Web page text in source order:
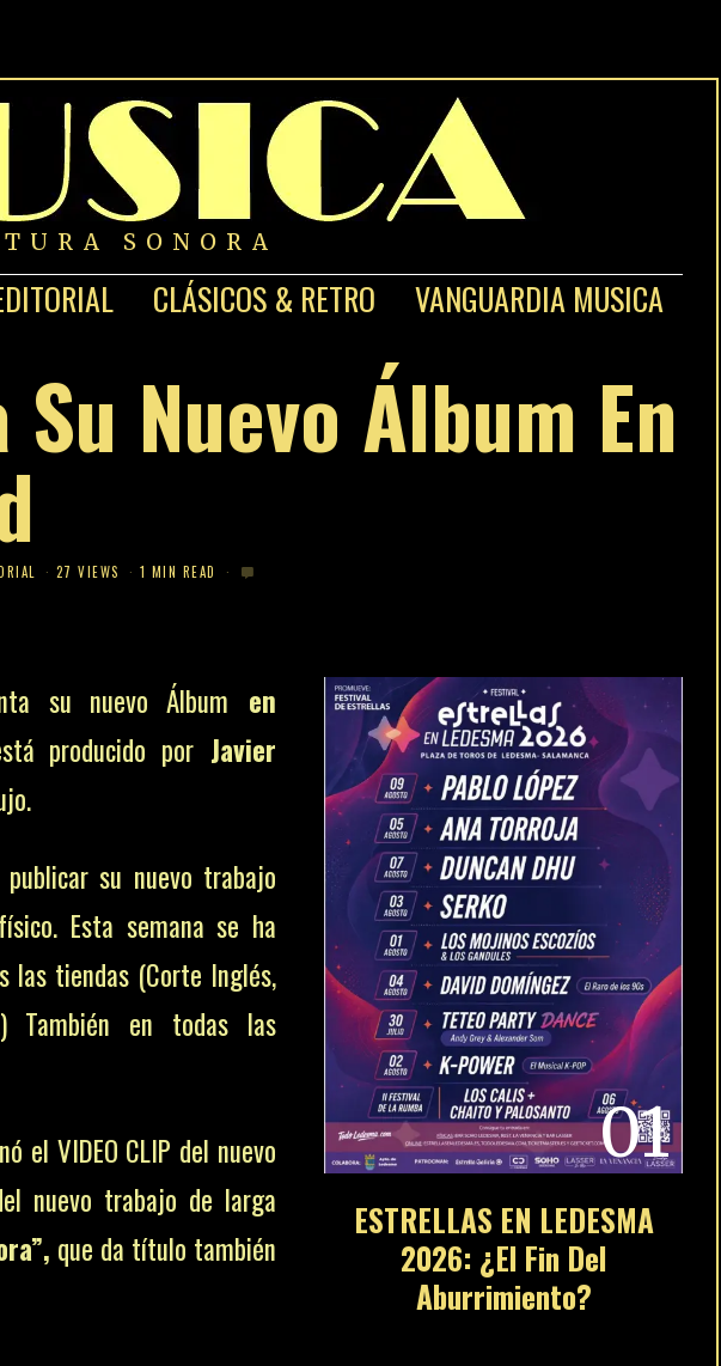
SONORA
CLÁSICOS & RETRO VANGUARDIA MUSICA
Nuevo Álbum En
27 VIEWS 1 MIN READ
su nuevo Álbum en
producido por Javier
su nuevo trabajo
Esta semana se ha
las tiendas (Corte Inglés,
También en todas las
el VIDEO CLIP del nuevo
nuevo trabajo de larga
que da título también
01
ESTRELLAS EN LEDESMA
2026: ¿El Fin Del
Aburrimiento?02